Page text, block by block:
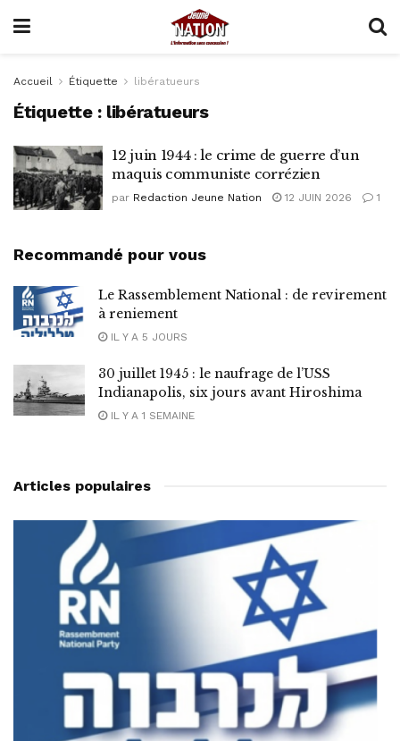
Accueil Étiquette libératueurs
Étiquette : libératueurs
12 juin 1944 : le crime de guerre d’un
maquis communiste corrézien
par Redaction Jeune Nation 12 JUIN 2026 1
Recommandé pour vous
Le Rassemblement National : de revirement
à reniement
IL Y A 5 JOURS
30 juillet 1945 : le naufrage de l’USS
Indianapolis, six jours avant Hiroshima
IL Y A 1 SEMAINE
Articles populaires